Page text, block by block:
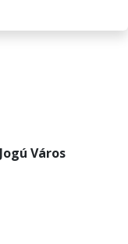
Város